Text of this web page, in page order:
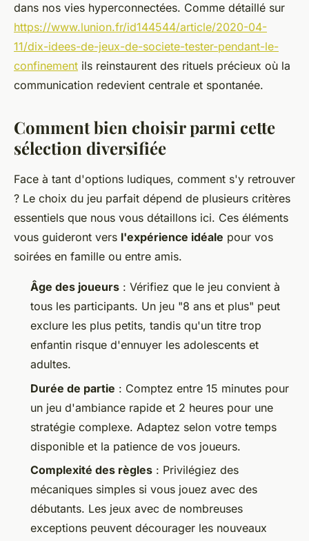
dans nos vies hyperconnectées. Comme détaillé sur
https://www.lunion.fr/id144544/article/2020-04-
11/dix-idees-de-jeux-de-societe-tester-pendant-le-
confinement ils reinstaurent des rituels précieux où la
communication redevient centrale et spontanée.
Comment bien choisir parmi cette
sélection diversifiée
Face à tant d'options ludiques, comment s'y retrouver
? Le choix du jeu parfait dépend de plusieurs critères
essentiels que nous vous détaillons ici. Ces éléments
vous guideront vers l'expérience idéale pour vos
soirées en famille ou entre amis.
Âge des joueurs : Vérifiez que le jeu convient à
tous les participants. Un jeu "8 ans et plus" peut
exclure les plus petits, tandis qu'un titre trop
enfantin risque d'ennuyer les adolescents et
adultes.
Durée de partie : Comptez entre 15 minutes pour
un jeu d'ambiance rapide et 2 heures pour une
stratégie complexe. Adaptez selon votre temps
disponible et la patience de vos joueurs.
Complexité des règles : Privilégiez des
mécaniques simples si vous jouez avec des
débutants. Les jeux avec de nombreuses
exceptions peuvent décourager les nouveaux